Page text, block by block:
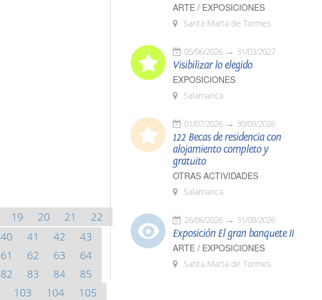
19 20 21
22
40 41 42
43
61 62 63
64
82 83 84
85
103 104
105
ARTE / EXPOSICIONES
Santa Marta de Tormes
05/06/2026 31/03/2027
Visibilizar lo elegido
EXPOSICIONES
Salamanca
01/07/2026 30/09/2026
122 Becas de residencia con
alojamiento completo y
gratuito
OTRAS ACTIVIDADES
Salamanca
26/06/2026 31/08/2026
Exposición El gran banquete II
ARTE / EXPOSICIONES
Santa Marta de Tormes